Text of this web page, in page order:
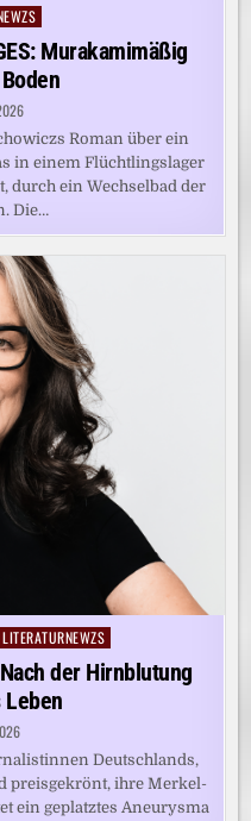
Murakamimäßig
Roman über ein
in einem Flüchtlingslager
durch ein Wechselbad der
Die…
LITERATURNEWZS
der Hirnblutung
Deutschlands,
preisgekrönt, ihre Merkel-
ein geplatztes Aneurysma